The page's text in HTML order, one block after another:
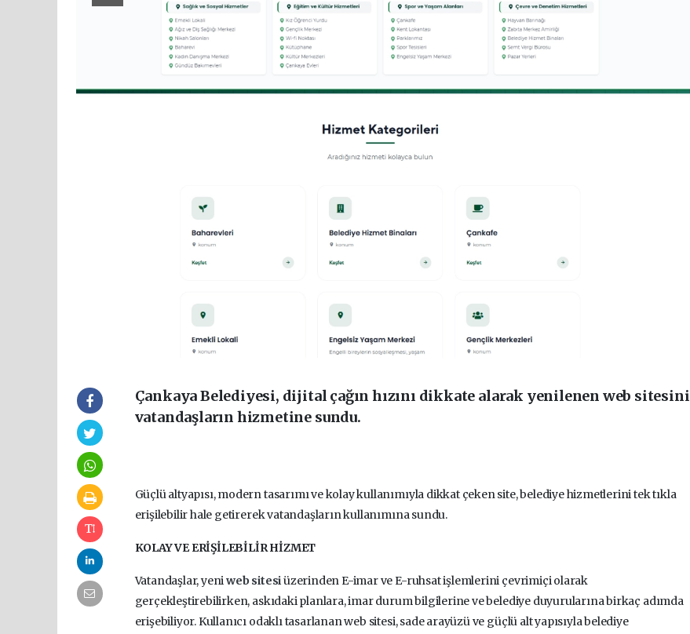
Çankaya Belediyesi, dijital çağın hızını dikkate alarak yenilenen web sitesini
vatandaşların hizmetine sundu.
Güçlü altyapısı, modern tasarımı ve kolay kullanımıyla dikkat çeken site, belediye hizmetlerini tek tıkla
erişilebilir hale getirerek vatandaşların kullanımına sundu.
KOLAY VE ERİŞİLEBİLİR HİZMET
Vatandaşlar, yeniweb sitesiüzerinden E-imar ve E-ruhsat işlemlerini çevrimiçi olarak
gerçekleştirebilirken, askıdaki planlara, imar durum bilgilerine ve belediye duyurularına birkaç adımda
erişebiliyor. Kullanıcı odaklı tasarlanan web sitesi, sade arayüzü ve güçlü alt yapısıyla belediye